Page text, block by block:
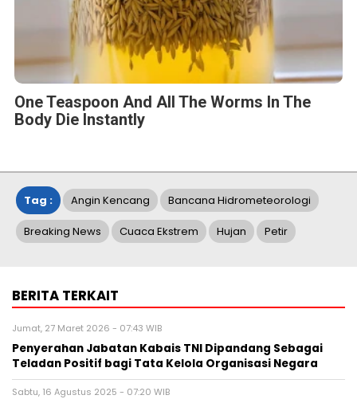
One Teaspoon And All The Worms In The
Body Die Instantly
Tag : Angin Kencang Bancana Hidrometeorologi
Breaking News Cuaca Ekstrem Hujan Petir
BERITA TERKAIT
Jumat, 27 Maret 2026 - 07:43 WIB
Penyerahan Jabatan Kabais TNI Dipandang Sebagai
Teladan Positif bagi Tata Kelola Organisasi Negara
Sabtu, 16 Agustus 2025 - 07:20 WIB